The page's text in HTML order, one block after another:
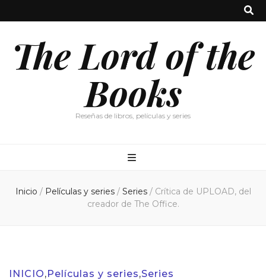
The Lord of the
Books
Reseñas de libros, películas y series
Inicio / Películas y series / Series / Crítica de UPLOAD, del
creador de The Office.
INICIO,Películas y series,Series